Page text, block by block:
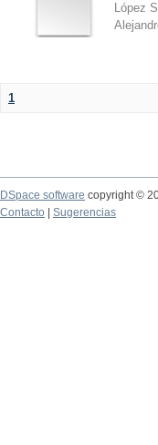
López
1
DSpace software copyright ©
Contacto
Sugerencias